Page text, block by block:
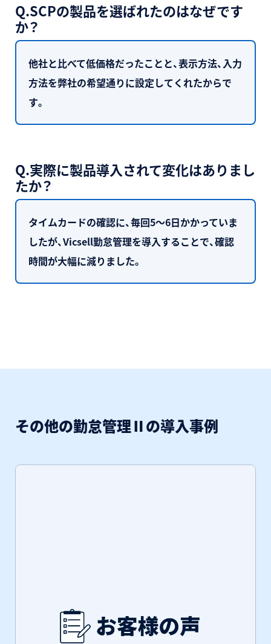
Q.SCPの製品を選ばれたのはなぜです
か？
他社と比べて低価格だったことと、表示方法、入力
方法を弊社の希望通りに設定してくれたからで
す。
Q.実際に製品導入されて変化はありまし
たか？
タイムカードの確認に、毎回5～6日かかっていま
したが、Vicsell勤怠管理を導入することで、確認
時間が大幅に減りました。
その他の勤怠管理Ⅱの導入事例